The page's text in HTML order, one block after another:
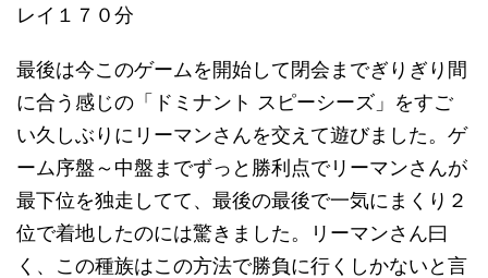
レイ１７０分
最後は今このゲームを開始して閉会までぎりぎり間
に合う感じの「ドミナント スピーシーズ」をすご
い久しぶりにリーマンさんを交えて遊びました。ゲ
ーム序盤～中盤までずっと勝利点でリーマンさんが
最下位を独走してて、最後の最後で一気にまくり２
位で着地したのには驚きました。リーマンさん曰
く、この種族はこの方法で勝負に行くしかないと言